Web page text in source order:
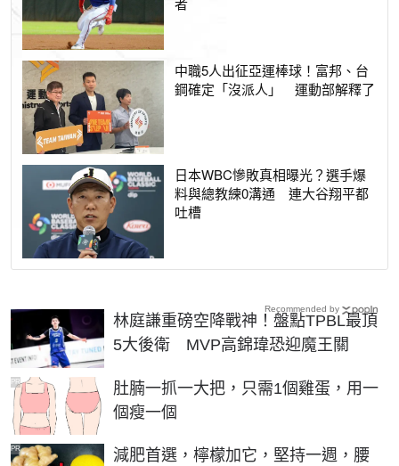
中職5人出征亞運棒球！富邦、台
鋼確定「沒派人」 運動部解釋了
日本WBC慘敗真相曝光？選手爆
料與總教練0溝通 連大谷翔平都
吐槽
林庭謙重磅空降戰神！盤點TPBL最頂
5大後衛 MVP高錦瑋恐迎魔王關
肚腩一抓一大把，只需1個雞蛋，用一
個瘦一個
PR
減肥首選，檸檬加它，堅持一週，腰
PR
Recommended by